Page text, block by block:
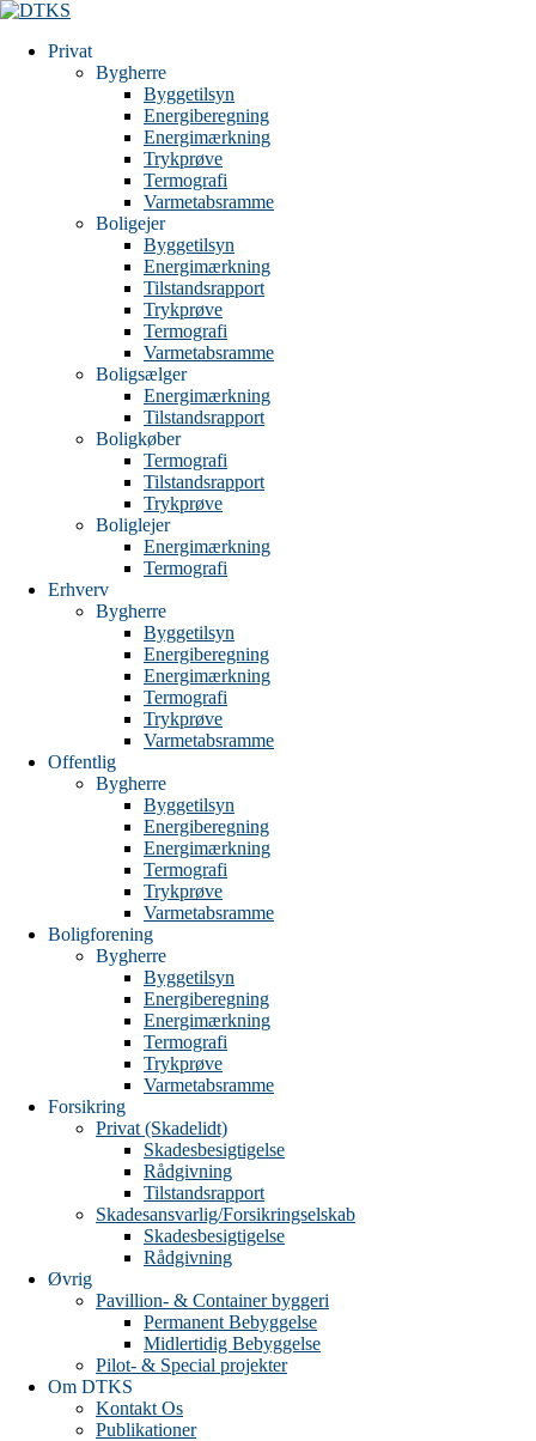
Privat
Bygherre
Byggetilsyn
Energiberegning
Energimærkning
Trykprøve
Termografi
Varmetabsramme
Boligejer
Byggetilsyn
Energimærkning
Tilstandsrapport
Trykprøve
Termografi
Varmetabsramme
Boligsælger
Energimærkning
Tilstandsrapport
Boligkøber
Termografi
Tilstandsrapport
Trykprøve
Boliglejer
Energimærkning
Termografi
Erhverv
Bygherre
Byggetilsyn
Energiberegning
Energimærkning
Termografi
Trykprøve
Varmetabsramme
Offentlig
Bygherre
Byggetilsyn
Energiberegning
Energimærkning
Termografi
Trykprøve
Varmetabsramme
Boligforening
Bygherre
Byggetilsyn
Energiberegning
Energimærkning
Termografi
Trykprøve
Varmetabsramme
Forsikring
Privat (Skadelidt)
Skadesbesigtigelse
Rådgivning
Tilstandsrapport
Skadesansvarlig/Forsikringselskab
Skadesbesigtigelse
Rådgivning
Øvrig
Pavillion- & Container byggeri
Permanent Bebyggelse
Midlertidig Bebyggelse
Pilot- & Special projekter
Om DTKS
Kontakt Os
Publikationer